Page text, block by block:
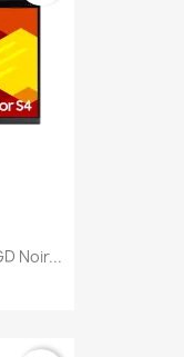
Noir...